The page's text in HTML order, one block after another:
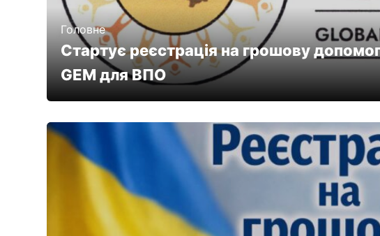
Головне
Стартує реєстрація на грошову
GEM для ВПО